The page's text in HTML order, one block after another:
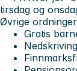
tirsdag og
Øvrige
Gratis